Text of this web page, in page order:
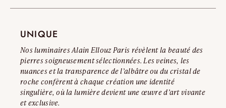
Lire l’avertissement complet
UNIQUE
Nos luminaires Alain Ellouz Paris révèlent la beauté des
pierres soigneusement sélectionnées. Les veines, les
nuances et la transparence de l’albâtre ou du cristal de
roche confèrent à chaque création une identité
singulière, où la lumière devient une œuvre d’art vivante
et exclusive.